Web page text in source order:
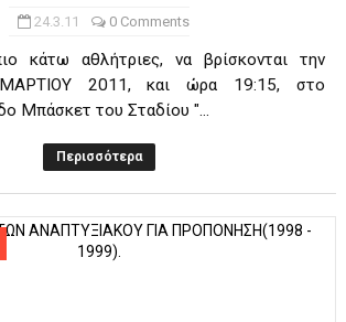
24.3.11 0 Comments
κάτω αθλήτριες, να βρίσκονται την
2011, και ώρα 19:15, στο
Μπάσκετ του Σταδίου "...
Περισσότερα